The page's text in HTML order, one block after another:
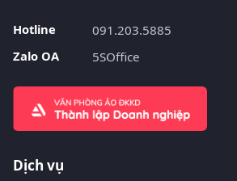
Hotline
091.203.5885
Zalo OA
5SOffice
Dịch vụ